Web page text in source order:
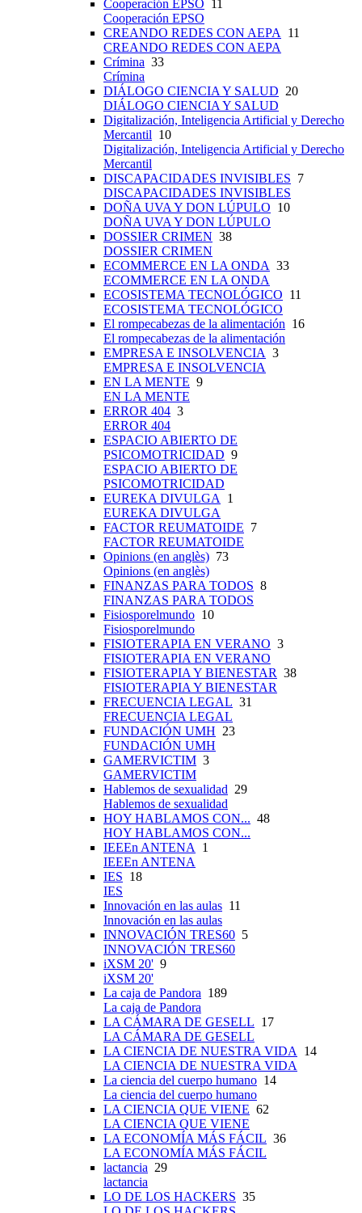
Cooperación EPSO 11
Cooperación EPSO
CREANDO REDES CON AEPA 11
CREANDO REDES CON AEPA
Crímina 33
Crímina
DIÁLOGO CIENCIA Y SALUD 20
DIÁLOGO CIENCIA Y SALUD
Digitalización, Inteligencia Artificial y Derecho
Mercantil 10
Digitalización, Inteligencia Artificial y Derecho
Mercantil
DISCAPACIDADES INVISIBLES 7
DISCAPACIDADES INVISIBLES
DOÑA UVA Y DON LÚPULO 10
DOÑA UVA Y DON LÚPULO
DOSSIER CRIMEN 38
DOSSIER CRIMEN
ECOMMERCE EN LA ONDA 33
ECOMMERCE EN LA ONDA
ECOSISTEMA TECNOLÓGICO 11
ECOSISTEMA TECNOLÓGICO
El rompecabezas de la alimentación 16
El rompecabezas de la alimentación
EMPRESA E INSOLVENCIA 3
EMPRESA E INSOLVENCIA
EN LA MENTE 9
EN LA MENTE
ERROR 404 3
ERROR 404
ESPACIO ABIERTO DE
PSICOMOTRICIDAD 9
ESPACIO ABIERTO DE
PSICOMOTRICIDAD
EUREKA DIVULGA 1
EUREKA DIVULGA
FACTOR REUMATOIDE 7
FACTOR REUMATOIDE
Opinions (en anglès) 73
Opinions (en anglès)
FINANZAS PARA TODOS 8
FINANZAS PARA TODOS
Fisiosporelmundo 10
Fisiosporelmundo
FISIOTERAPIA EN VERANO 3
FISIOTERAPIA EN VERANO
FISIOTERAPIA Y BIENESTAR 38
FISIOTERAPIA Y BIENESTAR
FRECUENCIA LEGAL 31
FRECUENCIA LEGAL
FUNDACIÓN UMH 23
FUNDACIÓN UMH
GAMERVICTIM 3
GAMERVICTIM
Hablemos de sexualidad 29
Hablemos de sexualidad
HOY HABLAMOS CON... 48
HOY HABLAMOS CON...
IEEEn ANTENA 1
IEEEn ANTENA
IES 18
IES
Innovación en las aulas 11
Innovación en las aulas
INNOVACIÓN TRES60 5
INNOVACIÓN TRES60
iXSM 20' 9
iXSM 20'
La caja de Pandora 189
La caja de Pandora
LA CÁMARA DE GESELL 17
LA CÁMARA DE GESELL
LA CIENCIA DE NUESTRA VIDA 14
LA CIENCIA DE NUESTRA VIDA
La ciencia del cuerpo humano 14
La ciencia del cuerpo humano
LA CIENCIA QUE VIENE 62
LA CIENCIA QUE VIENE
LA ECONOMÍA MÁS FÁCIL 36
LA ECONOMÍA MÁS FÁCIL
lactancia 29
lactancia
LO DE LOS HACKERS 35